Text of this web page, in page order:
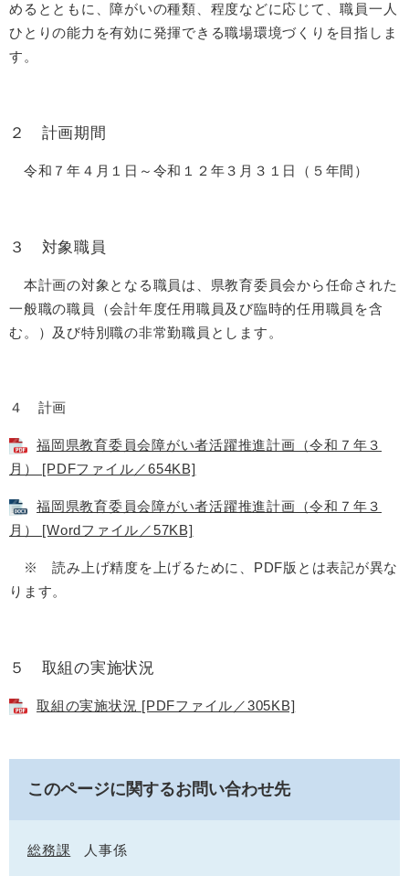
めるとともに、障がいの種類、程度などに応じて、職員一人
ひとりの能力を有効に発揮できる職場環境づくりを目指しま
す。
２ 計画期間
令和７年４月１日～令和１２年３月３１日（５年間）
３ 対象職員
本計画の対象となる職員は、県教育委員会から任命された
一般職の職員（会計年度任用職員及び臨時的任用職員を含
む。）及び特別職の非常勤職員とします。
４ 計画
福岡県教育委員会障がい者活躍推進計画（令和７年３
月） [PDFファイル／654KB]
福岡県教育委員会障がい者活躍推進計画（令和７年３
月） [Wordファイル／57KB]
※ 読み上げ精度を上げるために、PDF版とは表記が異な
ります。
５ 取組の実施状況
取組の実施状況 [PDFファイル／305KB]
このページに関するお問い合わせ先
総務課 人事係